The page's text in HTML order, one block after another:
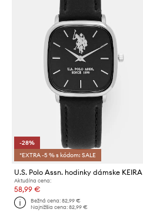
-28%
*EXTRA -5 % s kódom: SALE
U.S. Polo Assn. hodinky dámske KEIRA
Aktuálna cena:
58,99 €
Bežná cena:82,99 €
Najnižšia cena:82,99 €